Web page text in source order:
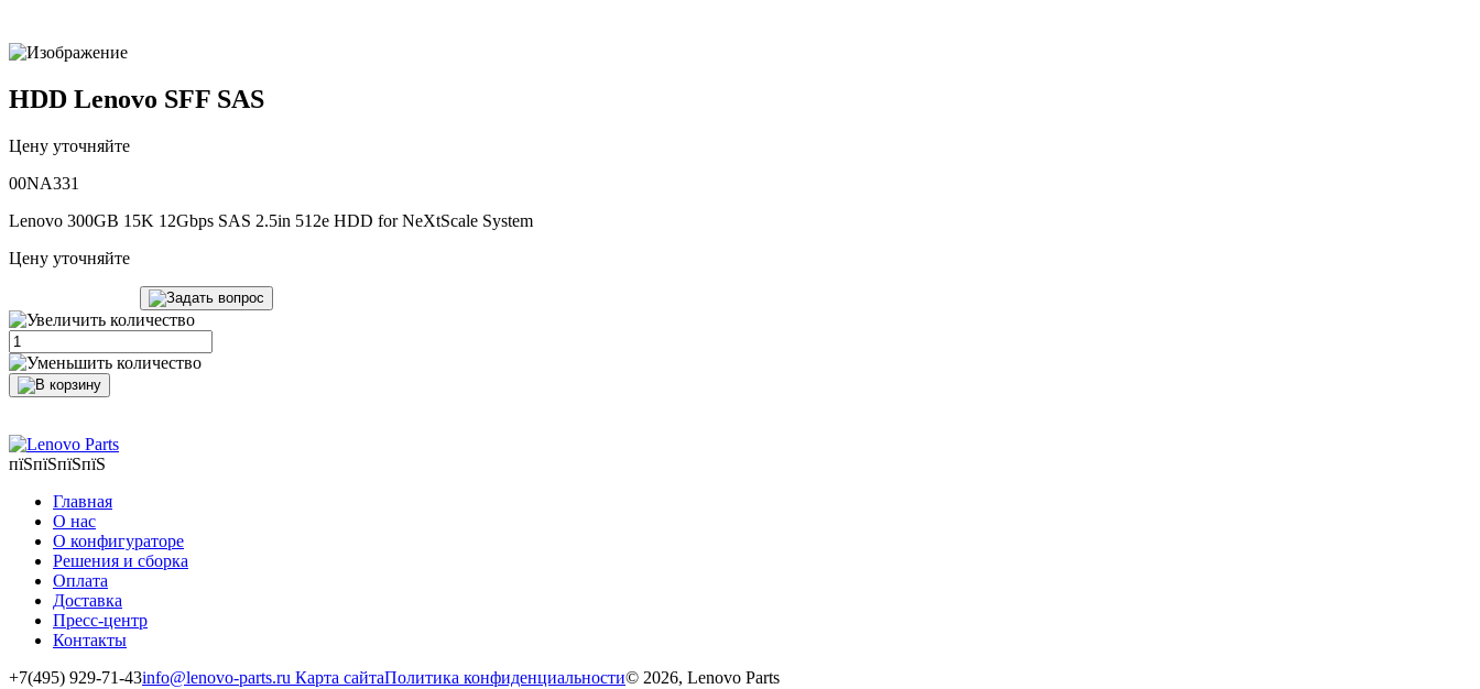
HDD Lenovo SFF SAS
Цену уточняйте
00NA331
Lenovo 300GB 15K 12Gbps SAS 2.5in 512e HDD for NeXtScale System
Цену уточняйте
пїЅпїЅпїЅпїЅ
Главная
О нас
О конфигураторе
Решения и сборка
Оплата
Доставка
Пресс-центр
Контакты
+7(495) 929-71-43info@lenovo-parts.ru Карта сайтаПолитика конфиденциальности© 2026, Lenovo Parts